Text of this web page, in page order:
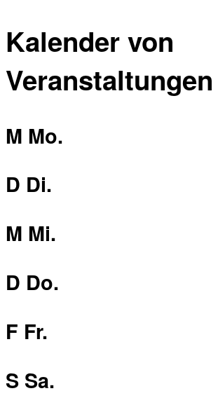
Kalender von
Veranstaltungen
M Mo.
D Di.
M Mi.
D Do.
F Fr.
S Sa.